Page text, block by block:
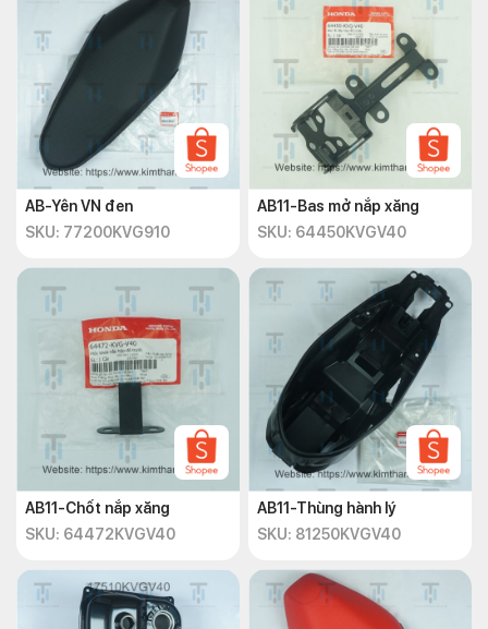
AB-Yên VN đen
SKU: 77200KVG910
AB11-Bas mở nắp xăng
SKU: 64450KVGV40
AB11-Chốt nắp xăng
SKU: 64472KVGV40
AB11-Thùng hành lý
SKU: 81250KVGV40